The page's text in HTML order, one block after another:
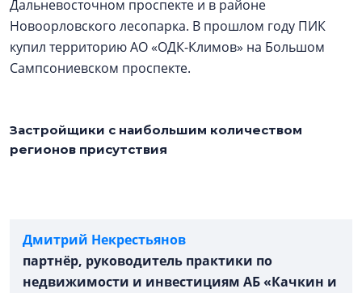
Дальневосточном проспекте и в районе
Новоорловского лесопарка. В прошлом году ПИК
купил территорию АО «ОДК-Климов» на Большом
Сампсониевском проспекте.
Застройщики с наибольшим количеством
регионов присутствия
Дмитрий Некрестьянов
партнёр, руководитель практики по
недвижимости и инвестициям АБ «Качкин и